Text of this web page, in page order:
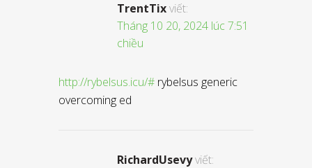
TrentTixviết:
Tháng 10 20, 2024 lúc 7:51
chiều
http://rybelsus.icu/# rybelsus generic
overcoming ed
RichardUsevyviết: